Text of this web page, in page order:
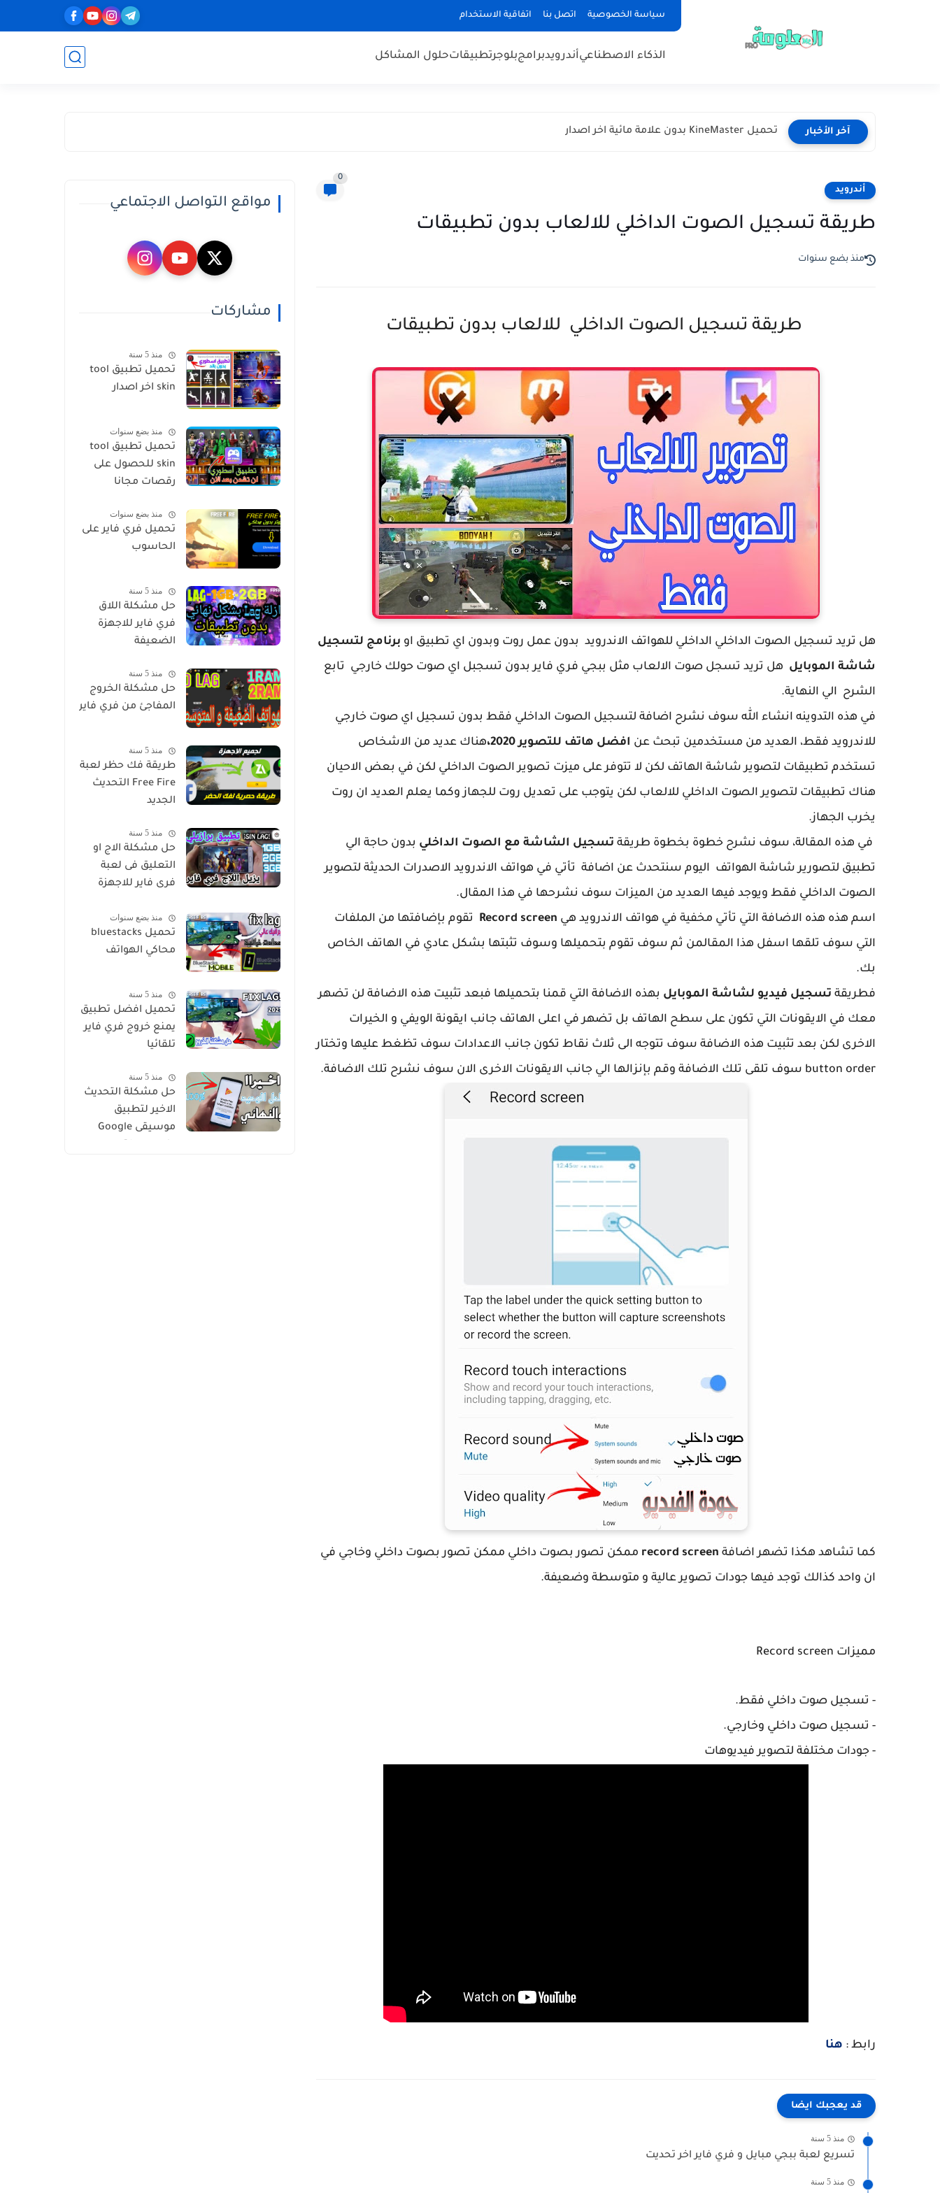
سياسة الخصوصية اتصل بنا اتفاقية الاستخدام
الذكاء الاصطناعيأندرويدبرامجبلوجرتطبيقاتحلول المشاكل
آخر الأخبار تحميل KineMaster بدون علامة مائية اخر اصدار
أندرويد
0
طريقة تسجيل الصوت الداخلي للالعاب بدون تطبيقات
منذ بضع سنوات
طريقة تسجيل الصوت الداخلي للالعاب بدون تطبيقات
هل تريد تسجيل الصوت الداخلي الداخلي للهواتف الاندرويد بدون عمل روت وبدون اي تطبيق او برنامج لتسجيل
شاشة الموبايل هل تريد تسجل صوت الالعاب مثل ببجي فري فاير بدون تسجبل اي صوت حولك خارجي تابع
الشرح الي النهاية.
في هذه التدوينه انشاء الله سوف نشرح اضافة لتسجيل الصوت الداخلي فقط بدون تسجيل اي صوت خارجي
للاندرويد فقط، العديد من مستخدمين تبحث عن افضل هاتف للتصوير 2020،
هناك عديد من الاشخاص
تستخدم تطبيقات لتصوير شاشة الهاتف لكن لا تتوفر على ميزت تصوير الصوت الداخلي لكن في بعض الاحيان
هناك تطبيقات لتصوير الصوت الداخلي للالعاب لكن يتوجب على تعديل روت للجهاز وكما يعلم العديد ان روت
يخرب الجهاز.
في هذه المقالة، سوف نشرح خطوة بخطوة طريقة تسجيل الشاشة مع الصوت الداخلي بدون حاجة الي
تطبيق لتصورير شاشة الهواتف اليوم سنتحدث عن اضافة تأتي في هواتف الاندرويد الاصدرات الحديثة لتصوير
الصوت الداخلي فقط ويوجد فيها العديد من الميزات سوف نشرحها في هذا المقال.
اسم هذه هذه الاضافة التي تأتي مخفية في هواتف الاندرويد هي Record screen تقوم بإضافتها من الملفات
التي سوف تلقها اسفل هذا المقالمن ثم سوف تقوم بتحميلها وسوف تثبتها بشكل عادي في الهاتف الخاص
بك.
فطريقة تسجيل فيديو لشاشة الموبايل بهذه الاضافة التي قمنا بتحميلها فبعد تثبيت هذه الاضافة لن تضهر
معك في الايقونات التي تكون على سطح الهاتف بل تضهر في اعلى الهاتف جانب ايقونة الويفي و الخيرات
الاخرى لكن بعد تثبيت هذه الاضافة سوف تتوجه الى ثلاث نقاط تكون جانب الاعدادات سوف تظغط عليها وتختار
button order سوف تلقى تلك الاضافة وقم بإنزالها الي جانب الايقونات الاخرى الان سوف نشرح تلك الاضافة.
كما تشاهد هكذا تضهر اضافة record screen ممكن تصور بصوت داخلي ممكن تصور بصوت داخلي وخاجي في
ان واحد كذالك توجد فيها جودات تصوير عالية و متوسطة وضعيفة.
مميزات Record screen
- تسجيل صوت داخلي فقط.
- تسجيل صوت داخلي وخارجي.
- جودات مختلفة لتصوير فيديوهات
رابط : هنا
قد يعجبك ايضا
منذ 5 سنة
تسريع لعبة ببجي مبايل و فري فاير اخر تحديت
منذ 5 سنة
مواقع التواصل الاجتماعي
مشاركات
منذ 5 سنة
تحميل تطبيق tool
skin اخر اصدار
منذ بضع سنوات
تحميل تطبيق tool
skin للحصول على
رقصات مجانا
منذ بضع سنوات
تحميل فري فاير على
الحاسوب
منذ 5 سنة
حل مشكلة اللاق
فري فاير للاجهزة
الضعيفة
منذ 5 سنة
حل مشكلة الخروج
المفاجئ من فري فاير
منذ 5 سنة
طريقة فك حظر لعبة
Free Fire التحديث
الجديد
منذ 5 سنة
‫حل مشكلة الاج او
التعليق فى لعبة
فرى فاير للاجهزة
منذ بضع سنوات
تحميل bluestacks
محاكي الهواتف
منذ 5 سنة
تحميل افضل تطبيق
يمنع خروج فري فاير
تلقائيا
منذ 5 سنة
حل مشكلة التحديث
الاخير لتطبيق
موسيقى Google